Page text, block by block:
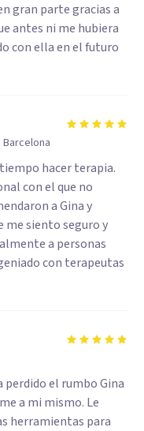
gran parte gracias a
antes ni me hubiera
con ella en el futuro
Barcelona
hacer terapia.
con el que no
a Gina y
me siento seguro y
a personas
con terapeutas
perdido el rumbo Gina
a mi mismo. Le
herramientas para